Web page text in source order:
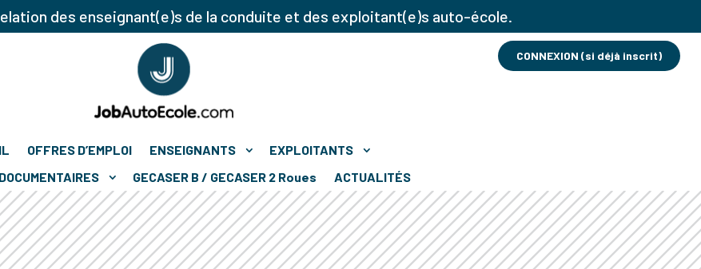
des enseignant(e)s de la conduite et des exploitant(e)s auto-école.
OFFRES D’EMPLOI ENSEIGNANTS
EXPLOITANTS
GECASER B / GECASER 2 Roues ACTUALITÉS
CONNEXION (si déjà inscrit)